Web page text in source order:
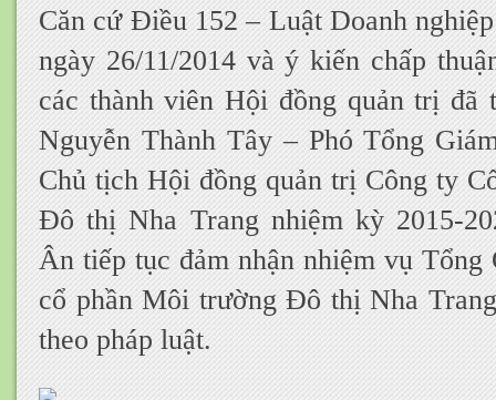
Căn cứ Điều 152 – Luật Doanh
ngày 26/11/2014 và ý kiến chấp
các thành viên Hội đồng quản trị đã
Nguyễn Thành Tây – Phó Tổng
Chủ tịch Hội đồng quản trị Công ty
Đô thị Nha Trang nhiệm kỳ 2015-
Ân tiếp tục đảm nhận nhiệm vụ Tổng
cổ phần Môi trường Đô thị Nha
theo pháp luật.